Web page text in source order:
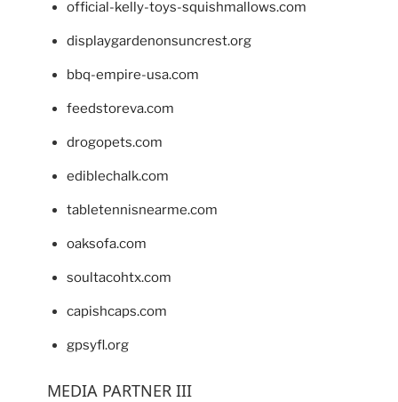
official-kelly-toys-squishmallows.com
displaygardenonsuncrest.org
bbq-empire-usa.com
feedstoreva.com
drogopets.com
ediblechalk.com
tabletennisnearme.com
oaksofa.com
soultacohtx.com
capishcaps.com
gpsyfl.org
MEDIA PARTNER III